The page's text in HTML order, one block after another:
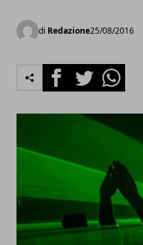
di Redazione25/08/2016
FacebookTwitterWhatsapp